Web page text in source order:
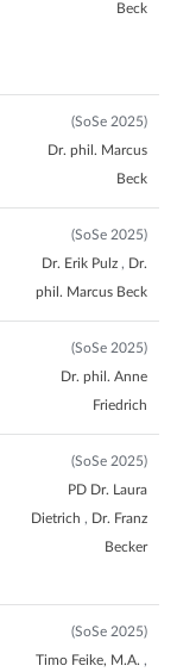
Beck
(SoSe 2025)
Dr. phil. Marcus
Beck
(SoSe 2025)
Dr. Erik Pulz , Dr.
phil. Marcus Beck
(SoSe 2025)
Dr. phil. Anne
Friedrich
(SoSe 2025)
PD Dr. Laura
Dietrich , Dr. Franz
Becker
(SoSe 2025)
Timo Feike, M.A. ,